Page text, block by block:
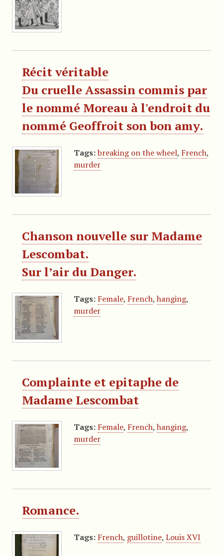
Récit véritable
Du cruelle Assassin commis par
le nommé Moreau à l'endroit du
nommé Geoffroit son bon amy.
Tags: breaking on the wheel, French,
murder
Chanson nouvelle sur Madame
Lescombat.
Sur l’air du Danger.
Tags: Female, French, hanging,
murder
Complainte et epitaphe de
Madame Lescombat
Tags: Female, French, hanging,
murder
Romance.
Tags: French, guillotine, Louis XVI